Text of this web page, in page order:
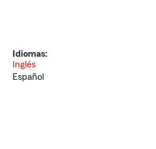
Idiomas:
Inglés
Español